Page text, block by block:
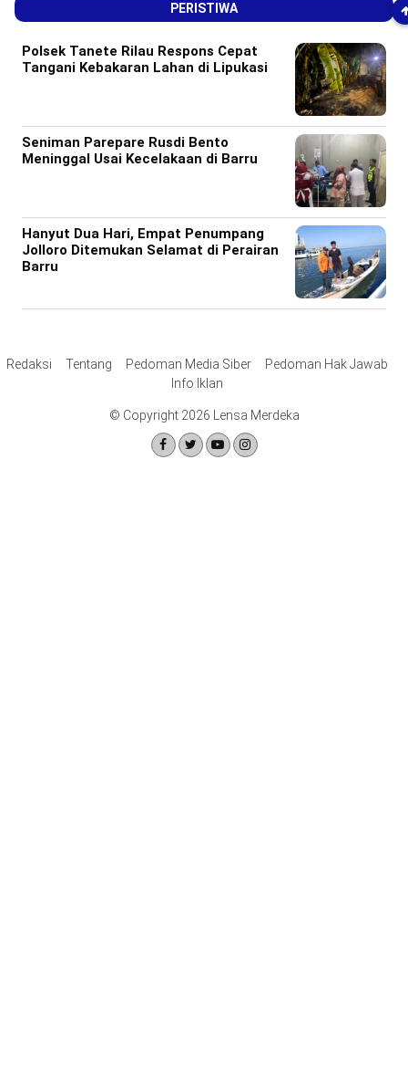
PERISTIWA
Polsek Tanete Rilau Respons Cepat
Tangani Kebakaran Lahan di Lipukasi
Seniman Parepare Rusdi Bento
Meninggal Usai Kecelakaan di Barru
Hanyut Dua Hari, Empat Penumpang
Jolloro Ditemukan Selamat di Perairan
Barru
Redaksi Tentang Pedoman Media Siber
Pedoman Hak Jawab
Info Iklan
© Copyright 2026 Lensa Merdeka